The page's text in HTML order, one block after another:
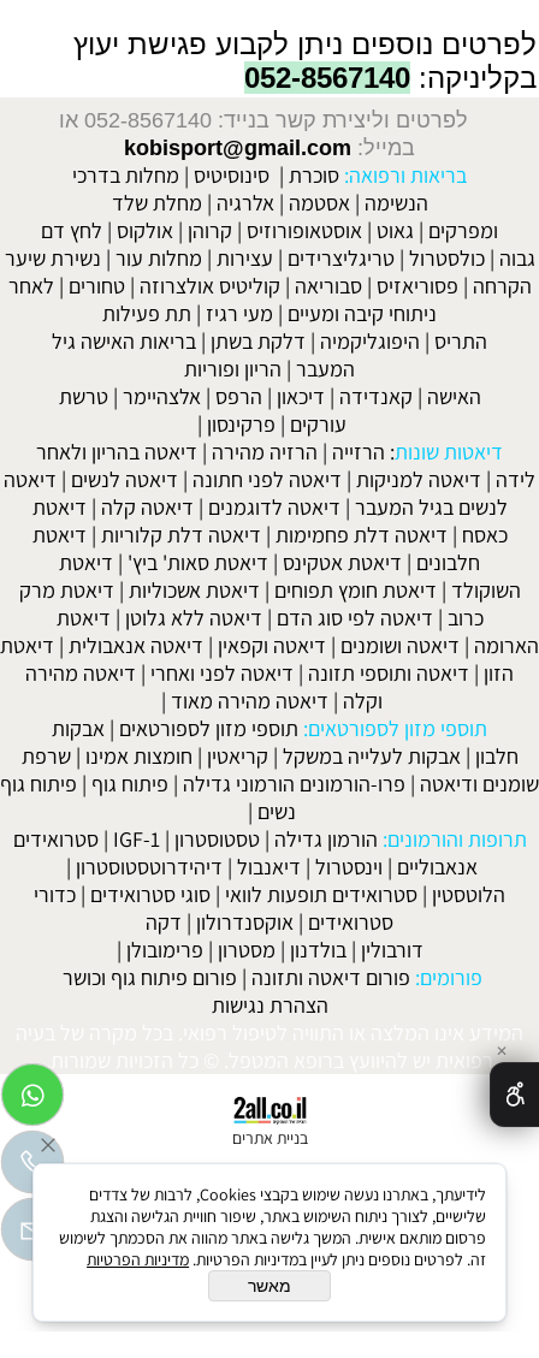
לפרטים נוספים ניתן לקבוע פגישת יעוץ
בקליניקה: 052-8567140
לפרטים וליצירת קשר בנייד: 052-8567140
או
במייל: kobisport@gmail.com
בריאות ורפואה: סוכרת | סינוסיטיס | מחלות בדרכי
הנשימה |אסטמה |אלרגיה | מחלת שלד
ומפרקים | גאוט | אוסטאופורוזיס | קרוהן | אולקוס | לחץ דם
גבוה |כולסטרול |טריגליצרידים | עצירות | מחלות עור | נשירת שיער
הקרחה | פסוריאזיס |סבוריאה | קוליטיס אולצרוזה |טחורים | לאחר
ניתוחי קיבה ומעיים | מעי רגיז | תת פעילות
התריס | היפוגליקמיה | דלקת בשתן | בריאות האישה גיל
המעבר | הריון ופוריות
האישה | קאנדידה | דיכאון | הרפס |אלצהיימר |טרשת
עורקים | פרקינסון |
דיאטות שונות: הרזייה | הרזיה מהירה | דיאטה בהריון ולאחר
לידה | דיאטה למניקות | דיאטה לפני חתונה | דיאטה לנשים | דיאטה
לנשים בגיל המעבר | דיאטה לדוגמנים | דיאטה קלה | דיאטת
כאסח | דיאטה דלת פחמימות | דיאטה דלת קלוריות | דיאטת
חלבונים | דיאטת אטקינס | דיאטת סאות' ביץ' | דיאטת
השוקולד | דיאטת חומץ תפוחים | דיאטת אשכוליות | דיאטת מרק
כרוב | דיאטה לפי סוג הדם | דיאטה ללא גלוטן | דיאטת
הארומה | דיאטה ושומנים | דיאטה וקפאין | דיאטה אנאבולית | דיאטת
הזון | דיאטה ותוספי תזונה | דיאטה לפני ואחרי | דיאטה מהירה
וקלה | דיאטה מהירה מאוד |
תוספי מזון לספורטאים: תוספי מזון לספורטאים | אבקות
חלבון |אבקות לעלייה במשקל | קריאטין | חומצות אמינו |שרפת
שומנים ודיאטה | פרו-הורמונים הורמוני גדילה | פיתוח גוף | פיתוח גוף
נשים |
תרופות והורמונים: הורמון גדילה |טסטוסטרון |
IGF-1
|סטרואידים
אנאבוליים | וינסטרול | דיאנבול | דיהידרוטסטוסטרון |
הלוטסטין | סטרואידים תופעות לוואי | סוגי סטרואידים | כדורי
סטרואידים | אוקסנדרולון | דקה
דורבולין |בולדנון | מסטרון | פרימובולן |
פורומים: פורום דיאטה ותזונה | פורום פיתוח גוף וכושר
הצהרת נגישות
המידע אינו המלצה או התוויה לטיפול רפואי. בכל מקרה של בעיה
רפואית יש להיוועץ ברופא המטפל. © כל הזכויות שמורות.
בניית אתרים
✕
לידיעתך, באתרנו נעשה שימוש בקבצי Cookies, לרבות של צדדים
שלישיים, לצורך ניתוח השימוש באתר, שיפור חוויית הגלישה והצגת
פרסום מותאם אישית. המשך גלישה באתר מהווה את הסכמתך לשימוש
זה. לפרטים נוספים ניתן לעיין במדיניות הפרטיות. מדיניות הפרטיות
מאשר